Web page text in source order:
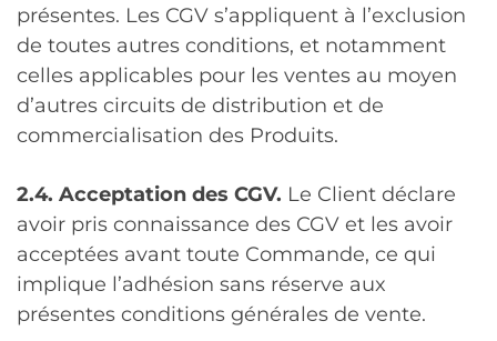
présentes. Les CGV s’appliquent à l’exclusion
de toutes autres conditions, et notamment
celles applicables pour les ventes au moyen
d’autres circuits de distribution et de
commercialisation des Produits.
2.4. Acceptation des CGV. Le Client déclare
avoir pris connaissance des CGV et les avoir
acceptées avant toute Commande, ce qui
implique l’adhésion sans réserve aux
présentes conditions générales de vente.